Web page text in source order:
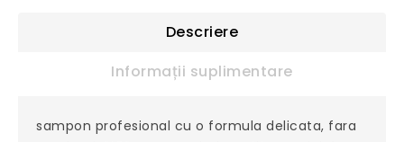
Descriere
Informații suplimentare
sampon profesional cu o formula delicata, fara